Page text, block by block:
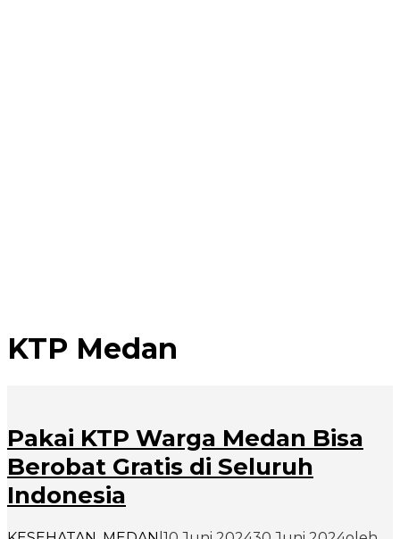
KTP Medan
Pakai KTP Warga Medan Bisa
Berobat Gratis di Seluruh
Indonesia